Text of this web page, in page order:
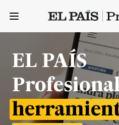
Open menu
Your Company
EL PAÍS